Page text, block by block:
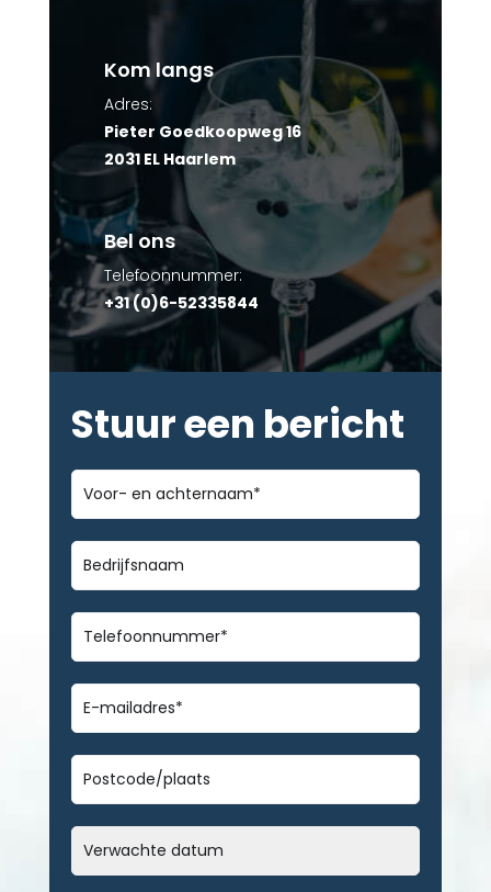
Kom langs
Adres:
Pieter Goedkoopweg 16
2031 EL Haarlem
Bel ons
Telefoonnummer:
+31 (0)6-52335844
Stuur een bericht
Voor-
en
achternaam*
Bedrijfsnaam
Telefoonnummer*
E-
mailadres*
Geen
titel
Datum
MM